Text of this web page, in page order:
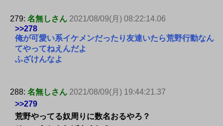
279: 名無しさん 2021/08/09(月) 08:22:14.06
>>278
俺が可愛い系イケメンだったり友達いたら荒野行動なん
てやってねえんだよ
ふざけんなよ
288: 名無しさん 2021/08/09(月) 19:44:21.37
>>279
荒野やってる奴周りに数名おるやろ？